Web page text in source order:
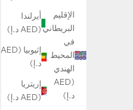
الإقليم
البريطاني
في
المحيط
الهندي
(AED
د.إ)
أيرلندا
(AED د.إ)
إثيوبيا (AED
د.إ)
إريتريا
(AED د.إ)